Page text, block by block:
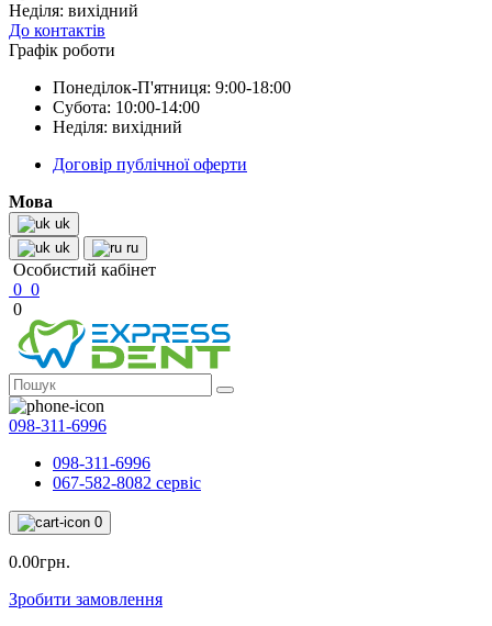
Неділя: вихідний
До контактів
Графік роботи
Понеділок-П'ятниця: 9:00-18:00
Субота: 10:00-14:00
Неділя: вихідний
Договір публічної оферти
Мова
uk
uk
ru
Особистий кабінет
0 0
0
098-311-6996
098-311-6996
067-582-8082 сервіс
0
0.00грн.
Зробити замовлення